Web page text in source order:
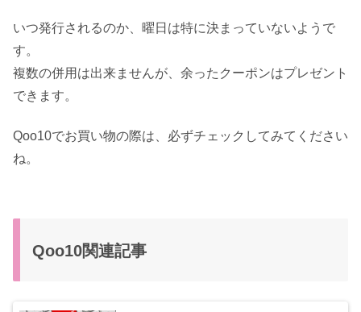
いつ発行されるのか、曜日は特に決まっていないようで
す。
複数の併用は出来ませんが、余ったクーポンはプレゼント
できます。
Qoo10でお買い物の際は、必ずチェックしてみてください
ね。
Qoo10関連記事